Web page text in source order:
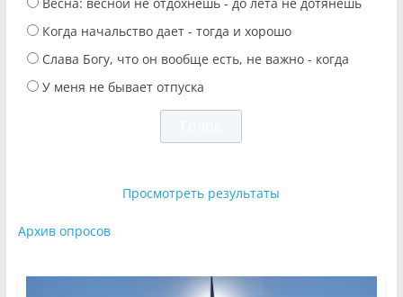
Когда начальство дает - тогда и хорошо
Слава Богу, что он вообще есть, не важно - когда
У меня не бывает отпуска
Просмотреть результаты
Архив опросов